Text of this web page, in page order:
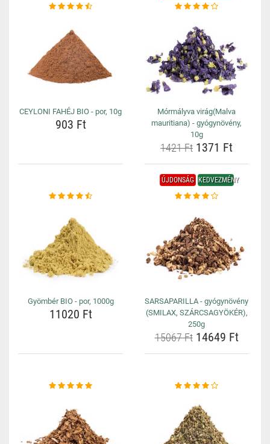
CEYLONI FAHÉJ BIO - por, 10g
903 Ft
Mórmályva virág(Malva
mauritiana) - gyógynövény,
10g
1421 Ft 1371 Ft
Gyömbér BIO - por, 1000g
11020 Ft
ÚJDONSÁG KEDVEZMÉNY
SARSAPARILLA - gyógynövény
(SMILAX, SZÁRCSAGYÖKÉR),
250g
15067 Ft14649 Ft